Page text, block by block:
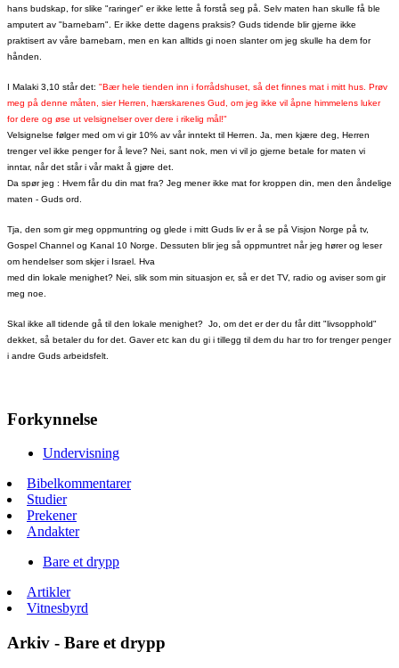
hans budskap, for slike "raringer" er ikke lette å forstå seg på. Selv maten han skulle få ble
amputert av "barnebarn". Er ikke dette dagens praksis? Guds tidende blir gjerne ikke
praktisert av våre barnebarn, men en kan alltids gi noen slanter om jeg skulle ha dem for
hånden.
I Malaki 3,10 står det: "Bær hele tienden inn i forrådshuset, så det finnes mat i mitt hus. Prøv
meg på denne måten, sier Herren, hærskarenes Gud, om jeg ikke vil åpne himmelens luker
for dere og øse ut velsignelser over dere i rikelig mål!"
Velsignelse følger med om vi gir 10% av vår inntekt til Herren. Ja, men kjære deg, Herren
trenger vel ikke penger for å leve? Nei, sant nok, men vi vil jo gjerne betale for maten vi
inntar, når det står i vår makt å gjøre det.
Da spør jeg : Hvem får du din mat fra? Jeg mener ikke mat for kroppen din, men den åndelige
maten - Guds ord.
Tja, den som gir meg oppmuntring og glede i mitt Guds liv er å se på Visjon Norge på tv,
Gospel Channel og Kanal 10 Norge. Dessuten blir jeg så oppmuntret når jeg hører og leser
om hendelser som skjer i Israel. Hva
med din lokale menighet? Nei, slik som min situasjon er, så er det TV, radio og aviser som gir
meg noe.
Skal ikke all tidende gå til den lokale menighet? Jo, om det er der du får ditt "livsopphold"
dekket, så betaler du for det. Gaver etc kan du gi i tillegg til dem du har tro for trenger penger
i andre Guds arbeidsfelt.
Forkynnelse
Undervisning
Bibelkommentarer
Studier
Prekener
Andakter
Bare et drypp
Artikler
Vitnesbyrd
Arkiv - Bare et drypp